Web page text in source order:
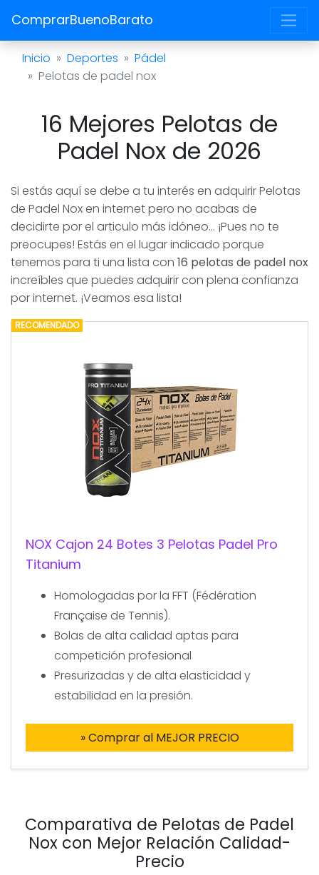
ComprarBuenoBarato
Inicio Deportes
Pádel
Pelotas de padel nox
16 Mejores Pelotas de
Padel Nox de 2026
Si estás aquí se debe a tu interés en adquirir Pelotas
de Padel Nox en internet pero no acabas de
decidirte por el articulo más idóneo... ¡Pues no te
preocupes! Estás en el lugar indicado porque
tenemos para ti una lista con 16 pelotas de padel nox
increíbles que puedes adquirir con plena confianza
por internet. ¡Veamos esa lista!
RECOMENDADO
NOX Cajon 24 Botes 3 Pelotas Padel Pro
Titanium
Homologadas por la FFT (Fédération
Française de Tennis).
Bolas de alta calidad aptas para
competición profesional
Presurizadas y de alta elasticidad y
estabilidad en la presión.
» Comprar al MEJOR PRECIO
Comparativa de Pelotas de Padel
Nox con Mejor Relación Calidad-
Precio